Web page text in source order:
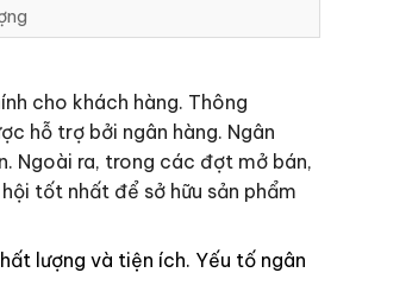
cho khách hàng. Thông
hỗ trợ bởi ngân hàng. Ngân
Ngoài ra, trong các đợt mở bán,
tốt nhất để sở hữu sản phẩm
lượng và tiện ích. Yếu tố ngân